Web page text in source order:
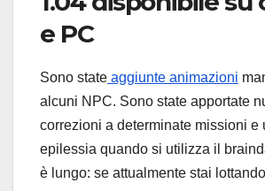
e PC
Sono state aggiunte animazioni
alcuni NPC. Sono state apportate
correzioni a determinate missioni e
epilessia quando si utilizza il
è lungo: se attualmente stai